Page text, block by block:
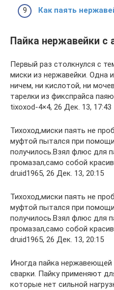
Как паять
Пайка нержавейки с
Первый раз столкнулся с
миски из нержавейки. Одна
ничем, ни кислотой, ни
тарелки из фикспрайса
tixoxod-4×4, 26 Дек. 13, 17:43
Тихоход,миски паять не
муфтой пытался при
получилось.Взял флюс для
промазал,само собой
druid1965, 26 Дек. 13, 20:15
Тихоход,миски паять не
муфтой пытался при
получилось.Взял флюс для
промазал,само собой
druid1965, 26 Дек. 13, 20:15
Иногда пайка нержавеющей
сварки. Пайку применяют
которые нет сильной